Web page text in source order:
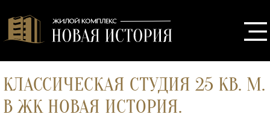
КЛАССИЧЕСКАЯ СТУДИЯ 25 КВ. М.
В ЖК НОВАЯ ИСТОРИЯ.